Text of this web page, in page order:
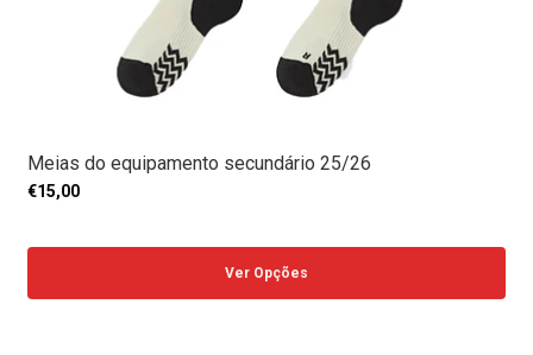
Meias do equipamento secundário 25/26
€15,00
Ver Opções